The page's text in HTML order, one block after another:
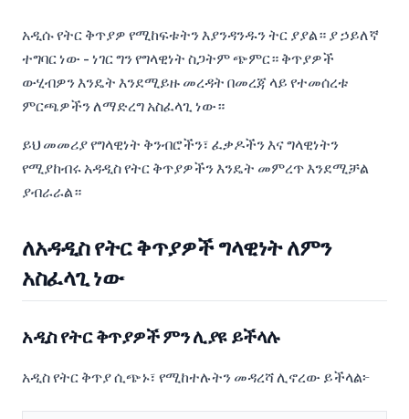
አዲሱ የትር ቅጥያዎ የሚከፍቱትን እያንዳንዱን ትር ያያል። ያ ኃይለኛ
ተግባር ነው - ነገር ግን የግላዊነት ስጋትም ጭምር። ቅጥያዎች
ውሂብዎን እንዴት እንደሚይዙ መረዳት በመረጃ ላይ የተመሰረቱ
ምርጫዎችን ለማድረግ አስፈላጊ ነው።
ይህ መመሪያ የግላዊነት ቅንብሮችን፣ ፈቃዶችን እና ግላዊነትን
የሚያከብሩ አዳዲስ የትር ቅጥያዎችን እንዴት መምረጥ እንደሚቻል
ያብራራል።
ለአዳዲስ የትር ቅጥያዎች ግላዊነት ለምን
አስፈላጊ ነው
አዲስ የትር ቅጥያዎች ምን ሊያዩ ይችላሉ
አዲስ የትር ቅጥያ ሲጭኑ፣ የሚከተሉትን መዳረሻ ሊኖረው ይችላል፦